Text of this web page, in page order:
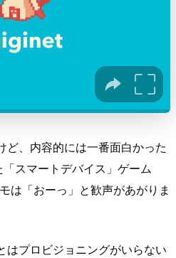
ど、内容的には一番面白かった
スマートデバイス」ゲーム
は「おーっ」と歓声があがりま
はプロビジョニングがいらない